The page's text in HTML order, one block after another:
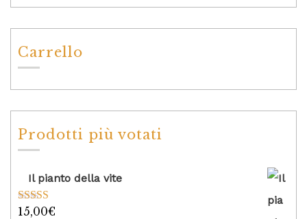
Carrello
Prodotti più votati
Il pianto della vite
Valutato
15,00€